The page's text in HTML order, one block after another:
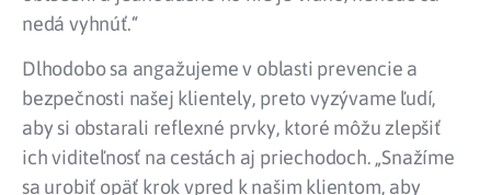
nedá vyhnúť.“
Dlhodobo sa angažujeme v oblasti prevencie a
bezpečnosti našej klientely, preto vyzývame ľudí,
aby si obstarali reflexné prvky, ktoré môžu zlepšiť
ich viditeľnosť na cestách aj priechodoch. „Snažíme
sa urobiť opäť krok vpred k našim klientom, aby